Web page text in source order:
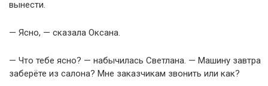
вынести.
— Ясно, — сказала Оксана.
— Что тебе ясно? — набычилась Светлана. — Машину завтра
заберёте из салона? Мне заказчикам звонить или как?